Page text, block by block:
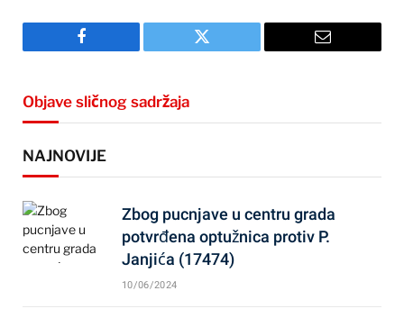
Facebook Twitter Email
Objave sličnog sadržaja
NAJNOVIJE
Zbog pucnjave u centru grada
potvrđena optužnica protiv P.
Janjića (17474)
10/06/2024